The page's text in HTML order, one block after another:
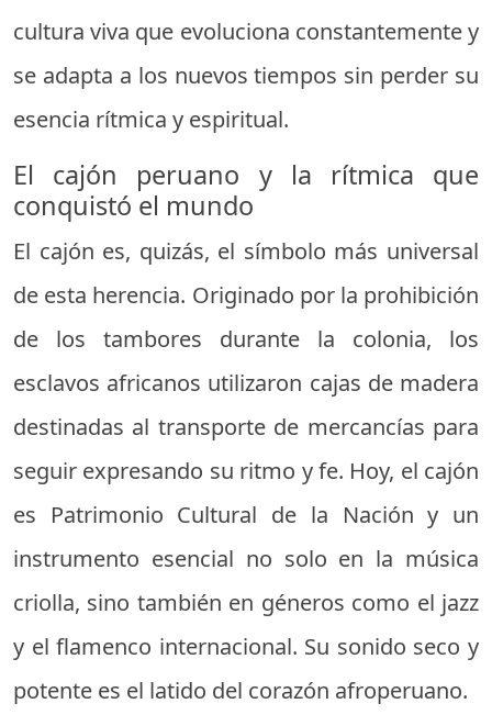
cultura viva que evoluciona constantemente y
se adapta a los nuevos tiempos sin perder su
esencia rítmica y espiritual.
El cajón peruano y la rítmica que
conquistó el mundo
El cajón es, quizás, el símbolo más universal
de esta herencia. Originado por la prohibición
de los tambores durante la colonia, los
esclavos africanos utilizaron cajas de madera
destinadas al transporte de mercancías para
seguir expresando su ritmo y fe. Hoy, el cajón
es Patrimonio Cultural de la Nación y un
instrumento esencial no solo en la música
criolla, sino también en géneros como el jazz
y el flamenco internacional. Su sonido seco y
potente es el latido del corazón afroperuano.